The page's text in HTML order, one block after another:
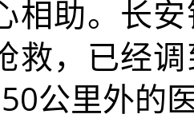
相助。长
救，已经
公里外的